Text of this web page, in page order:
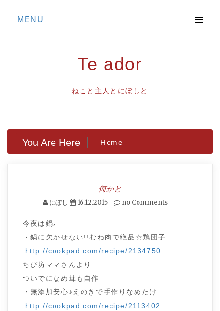
Skip
MENU
Te ador
ねこと主人とにぼしと
You Are Here Home
何かと
にぼし 16.12.2015 no Comments
今夜は鍋｡
・鍋に欠かせない!!むね肉で絶品☆鶏団子
http://cookpad.com/recipe/2134750
ちび坊ママさんより
ついでになめ茸も自作
・無添加安心♪えのきで手作りなめたけ
http://cookpad.com/recipe/2113402